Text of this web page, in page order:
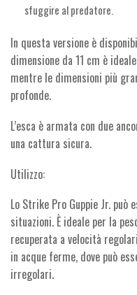
sfuggire al predatore.
In questa versione è
dimensione da 11 cm è
mentre le dimensioni più
profonde.
L’esca è armata con due
una cattura sicura.
Utilizzo:
Lo Strike Pro Guppie Jr.
situazioni. È ideale per la
recuperata a velocità
in acque ferme, dove può
irregolari.